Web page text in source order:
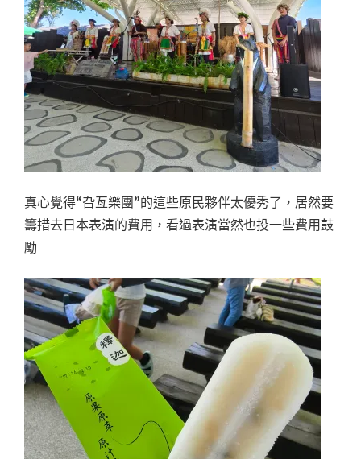
真心覺得“旮亙樂團”的這些原民夥伴太優秀了，居然要
籌措去日本表演的費用，看過表演當然也投一些費用鼓
勵